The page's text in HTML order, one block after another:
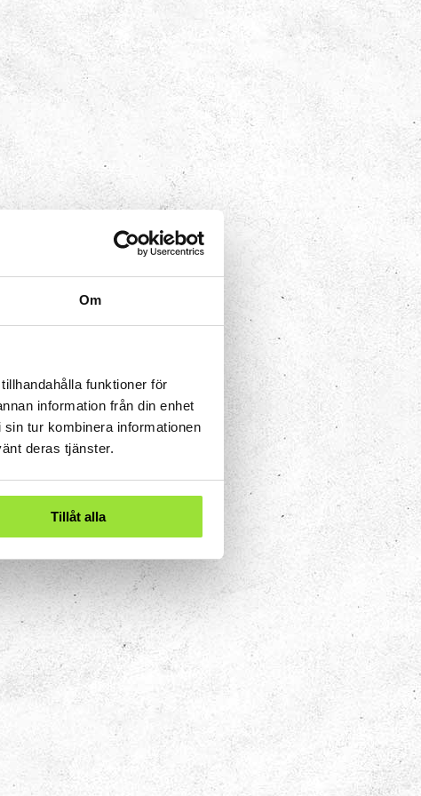
Om
funktioner för
information från din enhet
tur kombinera informationen
deras tjänster.
Tillåt alla
Vatten­
avdelningen
Vatten, roligt och
livsviktigt! Dyk in och
utforska
och
Kraft & rörelse
Utforskar tekniska och
fysiska fenomen som
finns överallt omkring